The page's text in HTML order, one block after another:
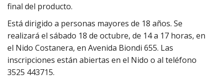
final del producto.
Está dirigido a personas mayores de 18 años. Se
realizará el sábado 18 de octubre, de 14 a 17 horas, en
el Nido Costanera, en Avenida Biondi 655. Las
inscripciones están abiertas en el Nido o al teléfono
3525 443715.